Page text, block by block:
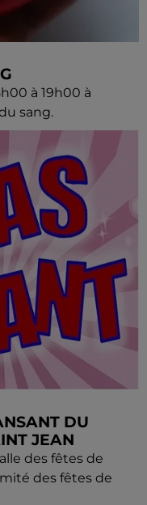
à 19h00 à
sang.
DU
JEAN
des fêtes de
des fêtes de